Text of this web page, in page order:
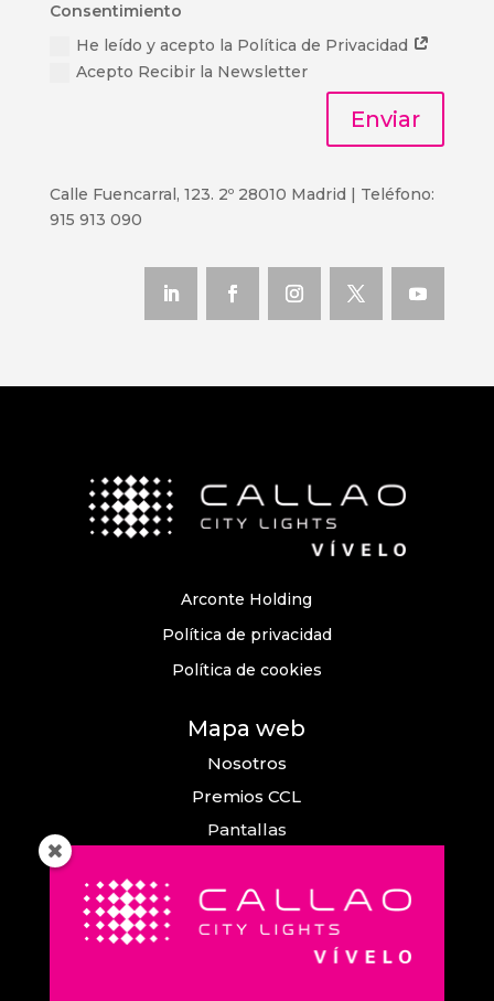
Consentimiento
He leído y acepto la Política de Privacidad
Acepto Recibir la Newsletter
Enviar
Calle Fuencarral, 123. 2º 28010 Madrid | Teléfono:
915 913 090
Arconte Holding
Política de privacidad
Política de cookies
Mapa web
Nosotros
Premios CCL
Pantallas
Comunicación
Callao City Arts